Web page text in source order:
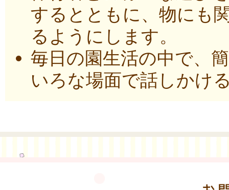
するとともに、物にも
るようにします。
毎日の園生活の中で、
いろな場面で話しかけ